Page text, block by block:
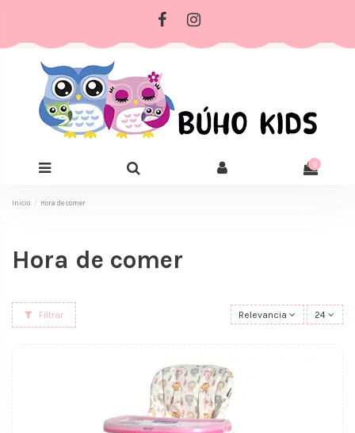
0
Inicio Hora de comer
Hora de comer
Filtrar Relevancia 24